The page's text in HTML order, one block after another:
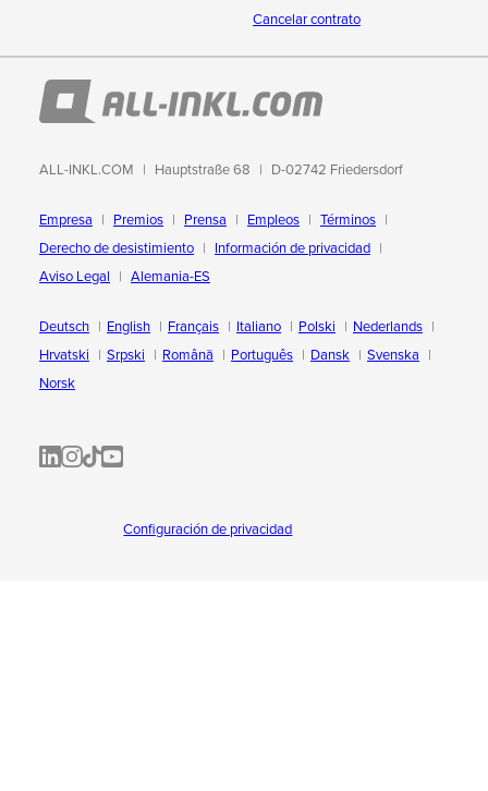
Cancelar contrato
ALL-INKL.COM Hauptstraße 68 D-02742 Friedersdorf
Empresa Premios Prensa Empleos
Términos
Derecho de desistimiento
Información de privacidad
Aviso Legal
Alemania-ES
Deutsch English Français Italiano Polski
Nederlands
Hrvatski
Srpski Română Português Dansk
Svenska
Norsk
ALL-INKL.COM | LinkedIn
ALL-INKL.COM • Instagram photos and videos
ALL-INKL.COM | TikTok
ALLINKL.COM - YouTube
Configuración de privacidad